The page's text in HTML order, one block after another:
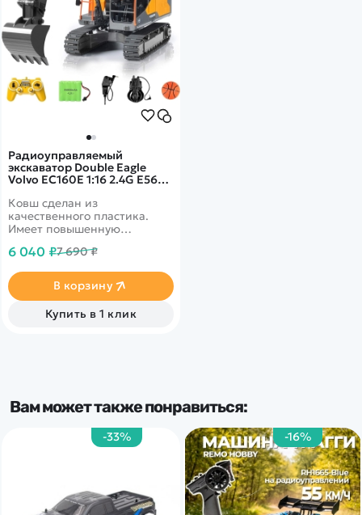
Радиоуправляемый
экскаватор Double Eagle
Volvo EC160E 1:16 2.4G E568-
Ковш сделан из
качественного пластика.
Имеет повышенную
гусениц.
6 040 ₽7 690 ₽
В корзину
Купить в 1 клик
Вам может также понравиться:
-16%
-33%